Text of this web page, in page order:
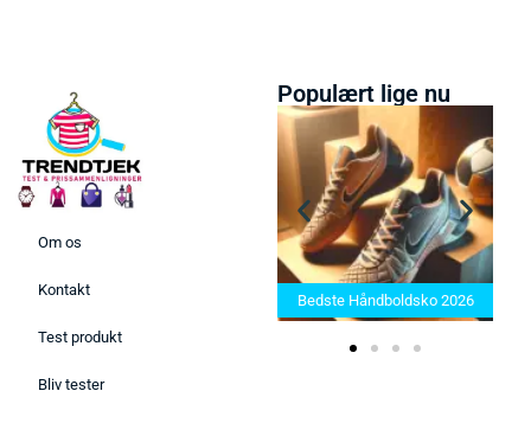
Om os
Kontakt
Test produkt
Bliv tester
Populært lige nu
Bedste Saunatæppe 2025 –
Find de bedste produkter her!
Bedste Håndboldsko 2026